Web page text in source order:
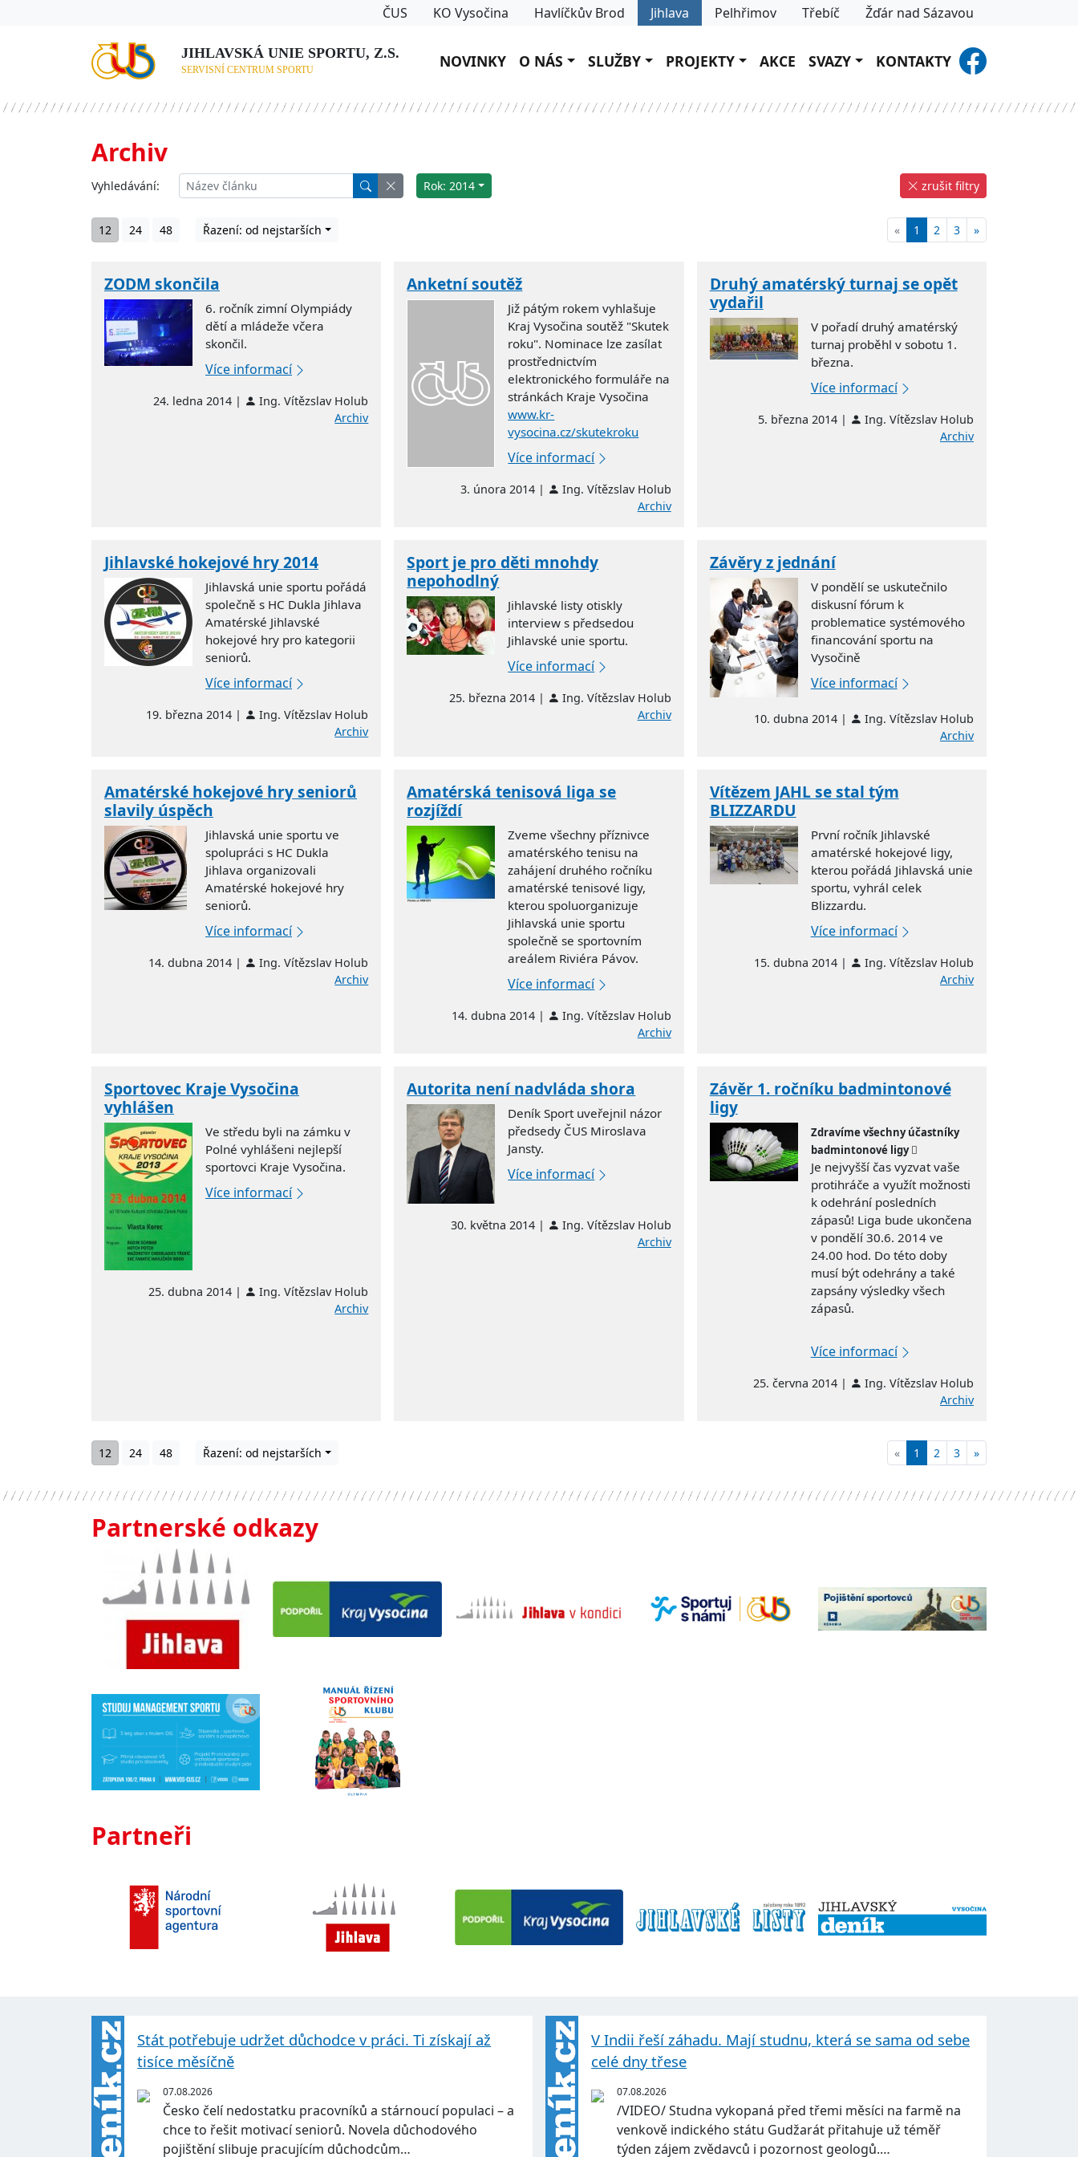
ČUS KO Vysočina Havlíčkův Brod Jihlava Pelhřimov Třebíč Žďár nad Sázavou
JIHLAVSKÁ UNIE SPORTU, Z.S.
SERVISNÍ CENTRUM SPORTU NOVINKY O NÁS SLUŽBY PROJEKTY AKCE SVAZY KONTAKTY
Archiv
Vyhledávání: Rok: 2014 zrušit filtry
12 24 48 Řazení: od nejstarších « 1 2 3 »
ZODM skončila
6. ročník zimní Olympiády
dětí a mládeže včera
skončil.
Více informací
24. ledna 2014 |
Ing. Vítězslav Holub
Archiv
Anketní soutěž
Již pátým rokem vyhlašuje
Kraj Vysočina soutěž "Skutek
roku". Nominace lze zasílat
prostřednictvím
elektronického formuláře na
stránkách Kraje Vysočina
www.kr-
vysocina.cz/skutekroku
Více informací
3. února 2014 |
Ing. Vítězslav Holub
Archiv
Druhý amatérský turnaj se opět
vydařil
V pořadí druhý amatérský
turnaj proběhl v sobotu 1.
března.
Více informací
5. března 2014 |
Ing. Vítězslav Holub
Archiv
Jihlavské hokejové hry 2014
Jihlavská unie sportu pořádá
společně s HC Dukla Jihlava
Amatérské Jihlavské
hokejové hry pro kategorii
seniorů.
Více informací
19. března 2014 |
Ing. Vítězslav Holub
Archiv
Sport je pro děti mnohdy
nepohodlný
Jihlavské listy otiskly
interview s předsedou
Jihlavské unie sportu.
Více informací
25. března 2014 |
Ing. Vítězslav Holub
Archiv
Závěry z jednání
V pondělí se uskutečnilo
diskusní fórum k
problematice systémového
financování sportu na
Vysočině
Více informací
10. dubna 2014 |
Ing. Vítězslav Holub
Archiv
Amatérské hokejové hry seniorů
slavily úspěch
Jihlavská unie sportu ve
spolupráci s HC Dukla
Jihlava organizovali
Amatérské hokejové hry
seniorů.
Více informací
14. dubna 2014 |
Ing. Vítězslav Holub
Archiv
Amatérská tenisová liga se
rozjíždí
Zveme všechny příznivce
amatérského tenisu na
zahájení druhého ročníku
amatérské tenisové ligy,
kterou spoluorganizuje
Jihlavská unie sportu
společně se sportovním
areálem Riviéra Pávov.
Více informací
14. dubna 2014 |
Ing. Vítězslav Holub
Archiv
Vítězem JAHL se stal tým
BLIZZARDU
První ročník Jihlavské
amatérské hokejové ligy,
kterou pořádá Jihlavská unie
sportu, vyhrál celek
Blizzardu.
Více informací
15. dubna 2014 |
Ing. Vítězslav Holub
Archiv
Sportovec Kraje Vysočina
vyhlášen
Ve středu byli na zámku v
Polné vyhlášeni nejlepší
sportovci Kraje Vysočina.
Více informací
25. dubna 2014 |
Ing. Vítězslav Holub
Archiv
Autorita není nadvláda shora
Deník Sport uveřejnil názor
předsedy ČUS Miroslava
Jansty.
Více informací
30. května 2014 |
Ing. Vítězslav Holub
Archiv
Závěr 1. ročníku badmintonové
ligy
Zdravíme všechny účastníky
badmintonové ligy 
Je nejvyšší čas vyzvat vaše
protihráče a využít možnosti
k odehrání posledních
zápasů! Liga bude ukončena
v pondělí 30.6. 2014 ve
24.00 hod. Do této doby
musí být odehrány a také
zapsány výsledky všech
zápasů.
Více informací
25. června 2014 |
Ing. Vítězslav Holub
Archiv
12 24 48 Řazení: od nejstarších « 1 2 3 »
Partnerské odkazy
Partneři
Stát potřebuje udržet důchodce v práci. Ti získají až
tisíce měsíčně
07.08.2026
Česko čelí nedostatku pracovníků a stárnoucí populaci – a
chce to řešit motivací seniorů. Novela důchodového
pojištění slibuje pracujícím důchodcům…
V Indii řeší záhadu. Mají studnu, která se sama od sebe
celé dny třese
07.08.2026
/VIDEO/ Studna vykopaná před třemi měsíci na farmě na
venkově indického státu Gudžarát přitahuje už téměř
týden zájem zvědavců i pozornost geologů.…